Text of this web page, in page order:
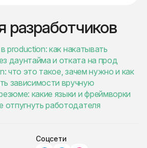
разработчиков
production: как накатывать
даунтайма и отката на прод
что это такое, зачем нужно и как
зависимости вручную
какие языки и фреймворки
отпугнуть работодателя
Соцсети